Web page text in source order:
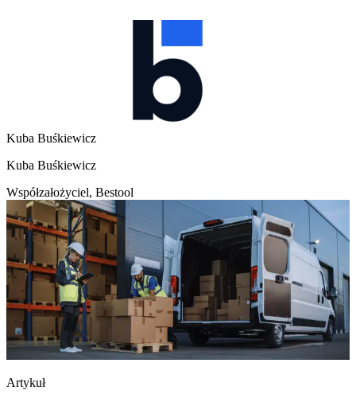
Kuba Buśkiewicz
Kuba Buśkiewicz
Współzałożyciel, Bestool
Artykuł